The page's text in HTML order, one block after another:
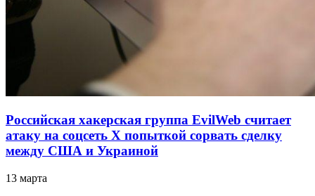
Российская хакерская группа EvilWeb считает
атаку на соцсеть Х попыткой сорвать сделку
между США и Украиной
13 марта